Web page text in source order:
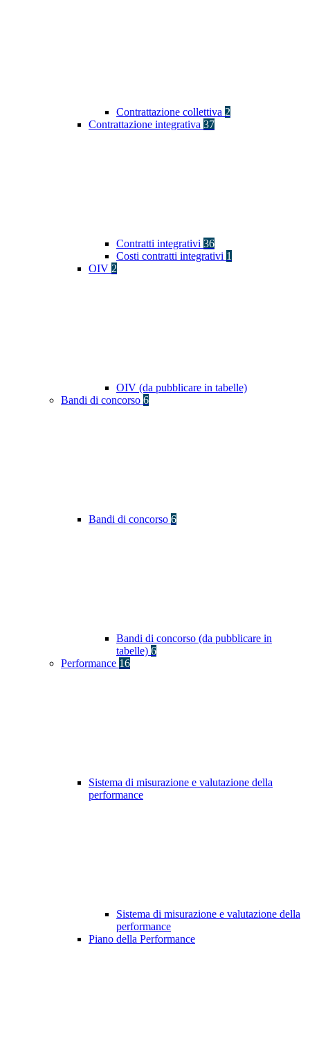
Contrattazione collettiva 2
Contrattazione integrativa 37
Contratti integrativi 36
Costi contratti integrativi 1
OIV 2
OIV (da pubblicare in tabelle)
Bandi di concorso 6
Bandi di concorso 6
Bandi di concorso (da pubblicare in
tabelle) 6
Performance 16
Sistema di misurazione e valutazione della
performance
Sistema di misurazione e valutazione della
performance
Piano della Performance